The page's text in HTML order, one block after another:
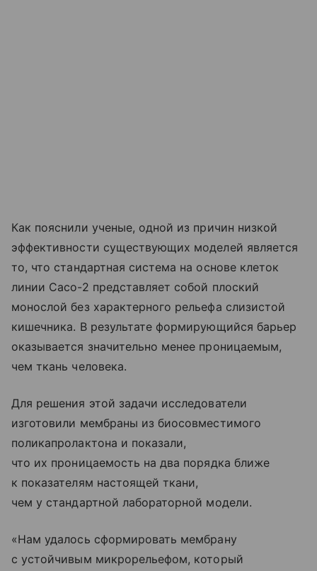
Как пояснили ученые, одной из причин низкой
эффективности существующих моделей является
то, что стандартная система на основе клеток
линии Caco-2 представляет собой плоский
монослой без характерного рельефа слизистой
кишечника. В результате формирующийся барьер
оказывается значительно менее проницаемым,
чем ткань человека.
Для решения этой задачи исследователи
изготовили мембраны из биосовместимого
поликапролактона и показали,
что их проницаемость на два порядка ближе
к показателям настоящей ткани,
чем у стандартной лабораторной модели.
«Нам удалось сформировать мембрану
с устойчивым микрорельефом, который